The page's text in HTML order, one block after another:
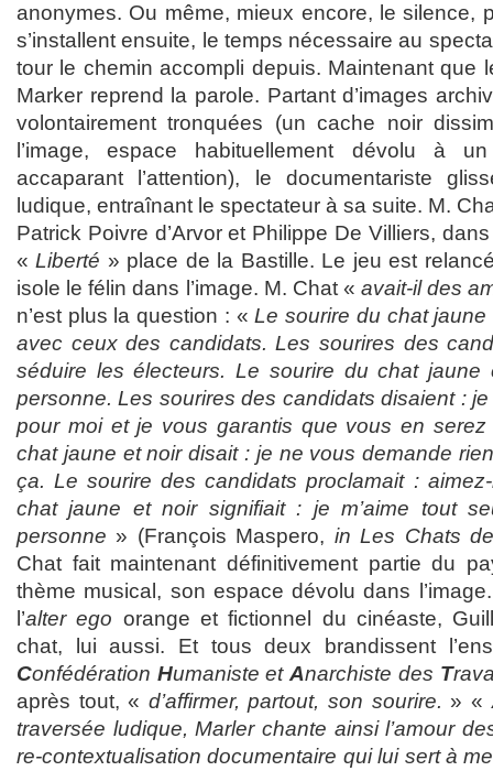
anonymes. Ou même, mieux encore, le silence,
s’installent ensuite, le temps nécessaire au
tour le chemin accompli depuis. Maintenant que
Marker reprend la parole. Partant d’images
volontairement tronquées (un cache noir
l’image, espace habituellement dévolu à
accaparant l’attention), le documentariste
ludique, entraînant le spectateur à sa suite. M.
Patrick Poivre d’Arvor et Philippe De Villiers,
«Liberté » place de la Bastille. Le jeu est
isole le félin dans l’image. M. Chat «avait-il des
n’est plus la question : «Le sourire du chat jaune
avec ceux des candidats. Les sourires des
séduire les électeurs. Le sourire du chat jaune
personne. Les sourires des candidats disaient :
pour moi et je vous garantis que vous en
chat jaune et noir disait : je ne vous demande
ça. Le sourire des candidats proclamait :
chat jaune et noir signifiait : je m’aime tout
personne » (François Maspero, in Les Chats
Chat fait maintenant définitivement partie du
thème musical, son espace dévolu dans
l’alter ego orange et fictionnel du cinéaste,
chat, lui aussi. Et tous deux brandissent
Confédération Humaniste etAnarchiste des T
après tout, « d’affirmer, partout, son sourire. » «
traversée ludique, Marler chante ainsi l’amour
re-contextualisation documentaire qui lui sert à